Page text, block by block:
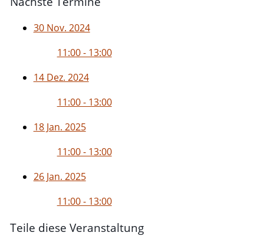
30 Nov. 2024
11:00 - 13:00
14 Dez. 2024
11:00 - 13:00
18 Jan. 2025
11:00 - 13:00
26 Jan. 2025
11:00 - 13:00
Teile diese Veranstaltung